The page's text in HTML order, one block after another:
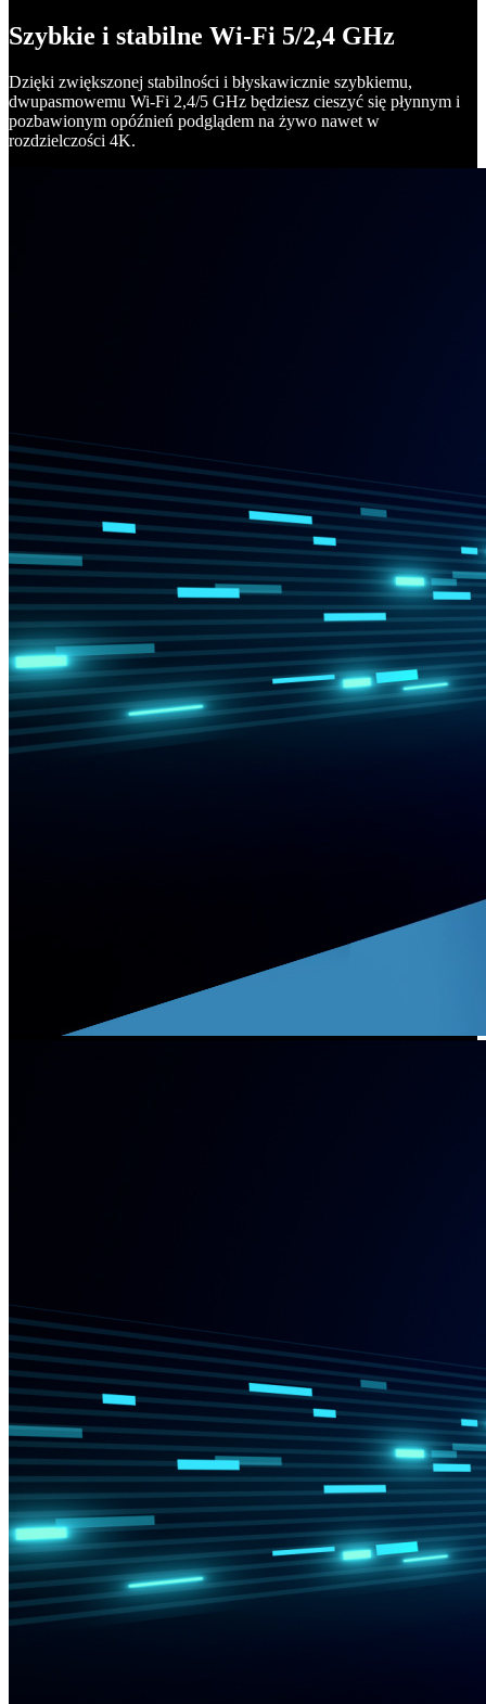
Szybkie i stabilne Wi-Fi 5/2,4 GHz
Dzięki zwiększonej stabilności i błyskawicznie szybkiemu,
dwupasmowemu Wi‑Fi 2,4/5 GHz będziesz cieszyć się płynnym i
pozbawionym opóźnień podglądem na żywo nawet w
rozdzielczości 4K.